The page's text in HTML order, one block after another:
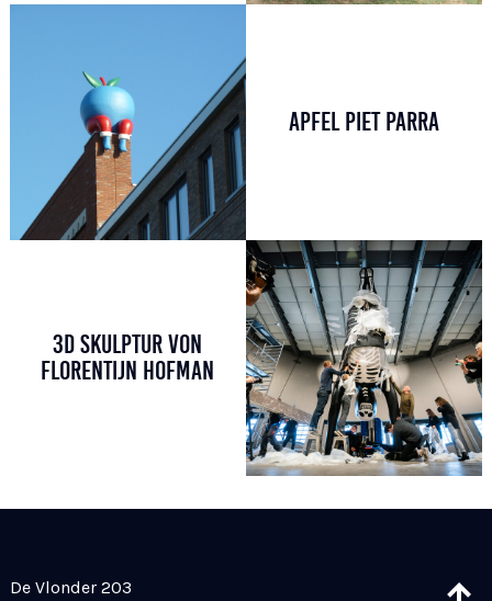
APFEL PIET PARRA
3D SKULPTUR VON
FLORENTIJN HOFMAN
De Vlonder 203